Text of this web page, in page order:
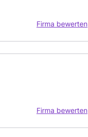
Firma bewerten
Firma bewerten